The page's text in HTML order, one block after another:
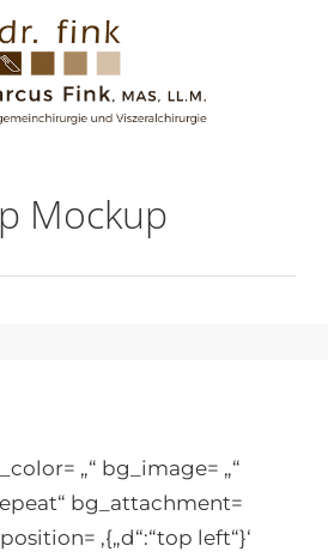
Mockup
„“ bg_image= „“
bg_attachment=
‚{„d“:“top left“}‘